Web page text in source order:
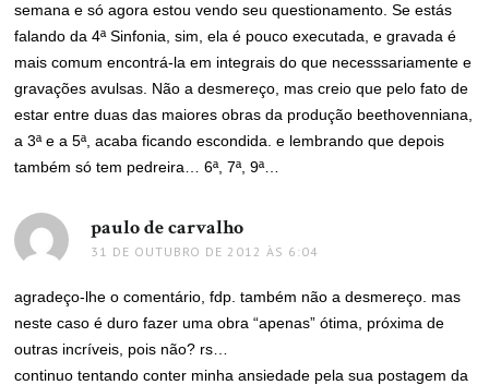
semana e só agora estou vendo seu questionamento. Se estás
falando da 4ª Sinfonia, sim, ela é pouco executada, e gravada é
mais comum encontrá-la em integrais do que necesssariamente e
gravações avulsas. Não a desmereço, mas creio que pelo fato de
estar entre duas das maiores obras da produção beethovenniana,
a 3ª e a 5ª, acaba ficando escondida. e lembrando que depois
também só tem pedreira… 6ª, 7ª, 9ª…
paulo de carvalho
31 DE OUTUBRO DE 2012 ÀS 6:04
agradeço-lhe o comentário, fdp. também não a desmereço. mas
neste caso é duro fazer uma obra “apenas” ótima, próxima de
outras incríveis, pois não? rs…
continuo tentando conter minha ansiedade pela sua postagem da